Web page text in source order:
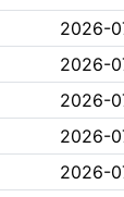
2026-
2026-
2026-
2026-
2026-